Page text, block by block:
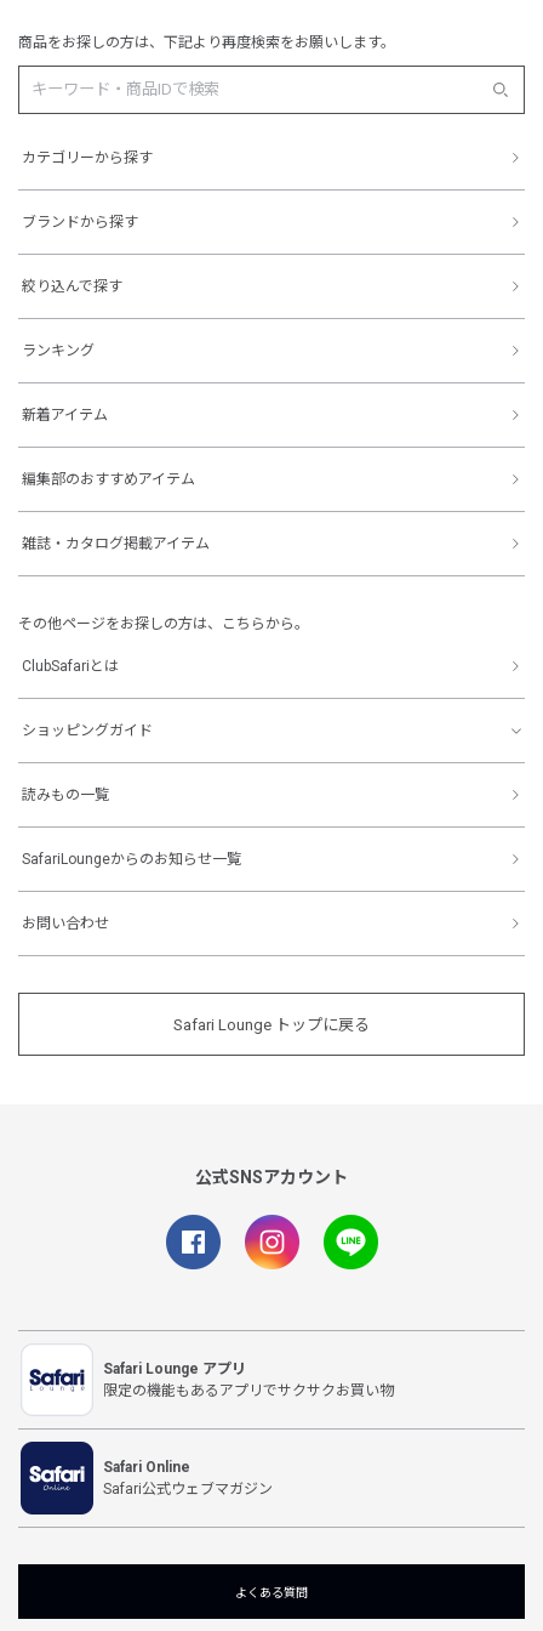
商品をお探しの方は、下記より再度検索をお願いします。
カテゴリーから探す
ブランドから探す
絞り込んで探す
ランキング
新着アイテム
編集部のおすすめアイテム
雑誌・カタログ掲載アイテム
その他ページをお探しの方は、こちらから。
ClubSafariとは
ショッピングガイド
読みもの一覧
SafariLoungeからのお知らせ一覧
お問い合わせ
Safari Lounge トップに戻る
公式SNSアカウント
Safari Lounge アプリ
限定の機能もあるアプリでサクサクお買い物
Safari Online
Safari公式ウェブマガジン
よくある質問